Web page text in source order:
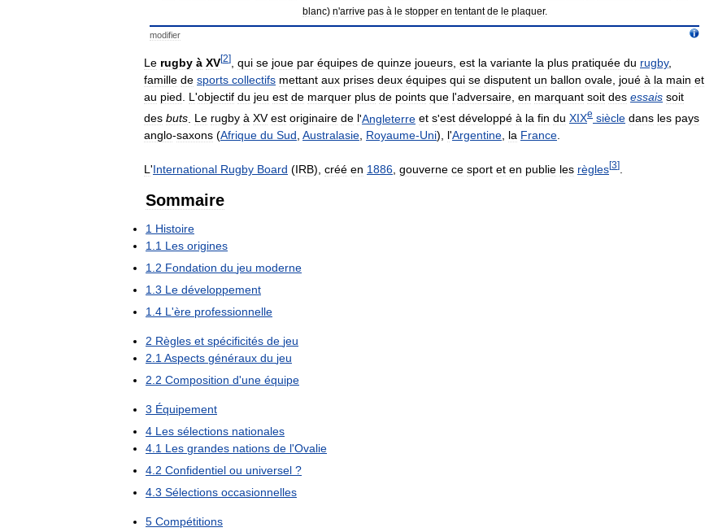
blanc) n'arrive pas à le stopper en tentant de le plaquer.
modifier
Le rugby à XV[2] qui se joue par équipes de quinze joueurs est la variante la plus pratiquée du rugby,
famille de sports collectifs mettant aux prises deux équipes qui se disputent un ballon ovale joué à la main et
au pied L 'objectif du jeu est de marquer plus de points que l'adversaire en marquant soit des essais soit
des buts Le rugby à XV est originaire de l'Angleterre et s'est développé à la fin du XIXe siècle dans les pays
anglo-saxons (Afrique du Sud, Australasie, Royaume-Uni), l'Argentine, la France.
L 'International Rugby Board (IRB), créé en 1886 gouverne ce sport et en publie les règles[3]
Sommaire
1 Histoire
1 1 Les origines
1 2 Fondation du jeu moderne
1 3 Le développement
1 4 L 'ère professionnelle
2 Règles et spécificités de jeu
2 1 Aspects généraux du jeu
2 2 Composition d'une équipe
3 Équipement
4 Les sélections nationales
4 1 Les grandes nations de l'Ovalie
4 2 Confidentiel ou universel ?
4 3 Sélections occasionnelles
5 Compétitions